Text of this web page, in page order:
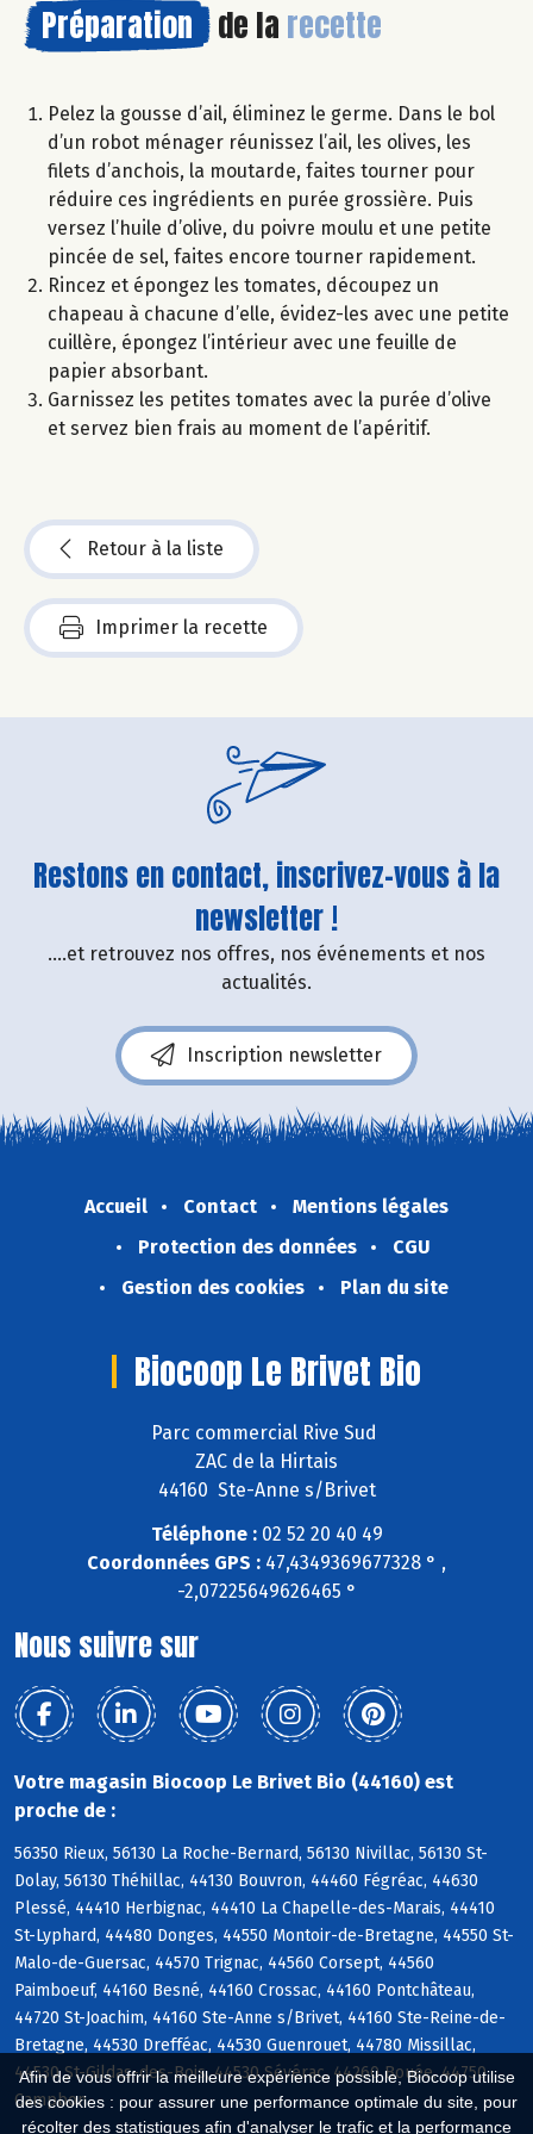
Afin de vous offrir la meilleure expérience possible, Biocoop utilise
des cookies : pour assurer une performance optimale du site, pour
récolter des statistiques afin d'analyser le trafic et la performance
Préparation de la recette
Pelez la gousse d’ail, éliminez le germe. Dans le bol
d’un robot ménager réunissez l’ail, les olives, les
filets d’anchois, la moutarde, faites tourner pour
réduire ces ingrédients en purée grossière. Puis
versez l’huile d’olive, du poivre moulu et une petite
pincée de sel, faites encore tourner rapidement.
Rincez et épongez les tomates, découpez un
chapeau à chacune d’elle, évidez-les avec une petite
cuillère, épongez l’intérieur avec une feuille de
papier absorbant.
Garnissez les petites tomates avec la purée d’olive
et servez bien frais au moment de l’apéritif.
Retour à la liste
Imprimer la recette
Restons en contact, inscrivez-vous à la
newsletter !
....et retrouvez nos offres, nos événements et nos
actualités.
Inscription newsletter
Accueil Contact
Mentions légales
Protection des données
CGU
Gestion des cookies
Plan du site
Biocoop Le Brivet Bio
Parc commercial Rive Sud
ZAC de la Hirtais
44160 Ste-Anne s/Brivet
Téléphone :02 52 20 40 49
Coordonnées GPS : 47,4349369677328 ° ,
-2,07225649626465 °
Nous suivre sur
Votre magasin Biocoop Le Brivet Bio (44160) est
proche de :
56350 Rieux, 56130 La Roche-Bernard, 56130 Nivillac, 56130 St-
Dolay, 56130 Théhillac, 44130 Bouvron, 44460 Fégréac, 44630
Plessé, 44410 Herbignac, 44410 La Chapelle-des-Marais, 44410
St-Lyphard, 44480 Donges, 44550 Montoir-de-Bretagne, 44550 St-
Malo-de-Guersac, 44570 Trignac, 44560 Corsept, 44560
Paimboeuf, 44160 Besné, 44160 Crossac, 44160 Pontchâteau,
44720 St-Joachim, 44160 Ste-Anne s/Brivet, 44160 Ste-Reine-de-
Bretagne, 44530 Drefféac, 44530 Guenrouet, 44780 Missillac,
44530 St-Gildas-des-Bois, 44530 Sévérac, 44260 Bouée, 44750
Campbon